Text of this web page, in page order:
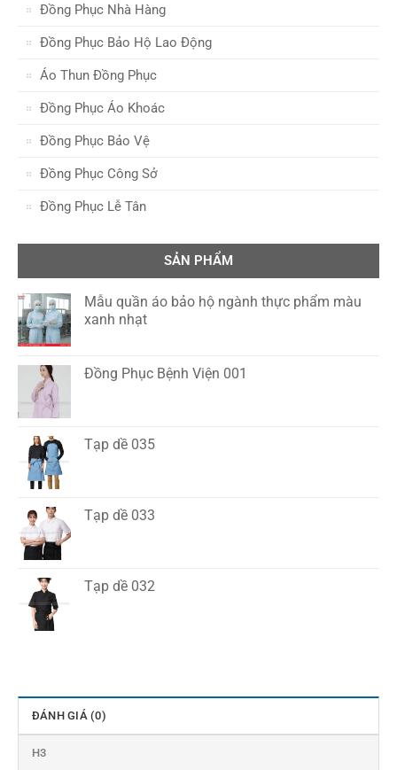
Đồng Phục Nhà Hàng
Đồng Phục Bảo Hộ Lao Động
Áo Thun Đồng Phục
Đồng Phục Áo Khoác
Đồng Phục Bảo Vệ
Đồng Phục Công Sở
Đồng Phục Lễ Tân
SẢN PHẨM
Mẫu quần áo bảo hộ ngành thực phẩm màu
xanh nhạt
Đồng Phục Bệnh Viện 001
Tạp dề 035
Tạp dề 033
Tạp dề 032
ĐÁNH GIÁ (0)
H3